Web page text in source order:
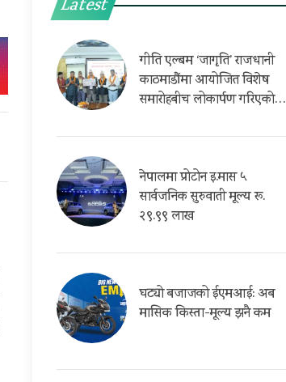
Latest
गीति एल्बम ‘जागृति’ राजधानी
काठमाडौंमा आयोजित विशेष
समारोहबीच लोकार्पण गरिएको…
नेपालमा प्रोटोन इ.मास ५
सार्वजनिक सुरुवाती मूल्य रू.
२९.९९ लाख
घट्यो बजाजको ईएमआई: अब
मासिक किस्ता-मूल्य झनै कम